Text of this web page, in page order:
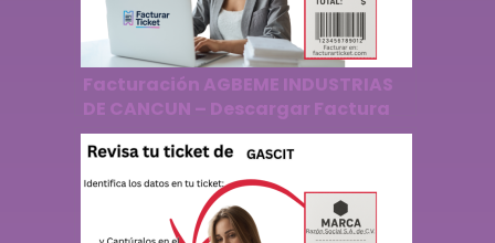
Facturación AGBEME INDUSTRIAS
DE CANCUN – Descargar Factura